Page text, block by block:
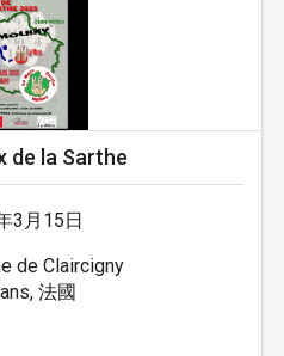
de la Sarthe
3月15日
de Claircigny
法國